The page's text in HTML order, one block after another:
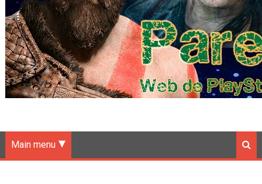
Main menu